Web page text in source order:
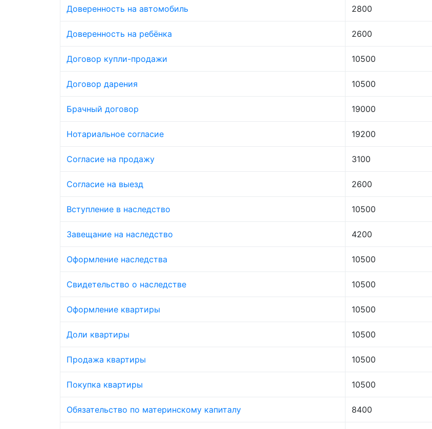
Доверенность на автомобиль 2800
Доверенность на ребёнка 2600
Договор купли-продажи 10500
Договор дарения 10500
Брачный договор 19000
Нотариальное согласие 19200
Согласие на продажу 3100
Согласие на выезд 2600
Вступление в наследство 10500
Завещание на наследство 4200
Оформление наследства 10500
Свидетельство о наследстве 10500
Оформление квартиры 10500
Доли квартиры 10500
Продажа квартиры 10500
Покупка квартиры 10500
Обязательство по материнскому капиталу 8400